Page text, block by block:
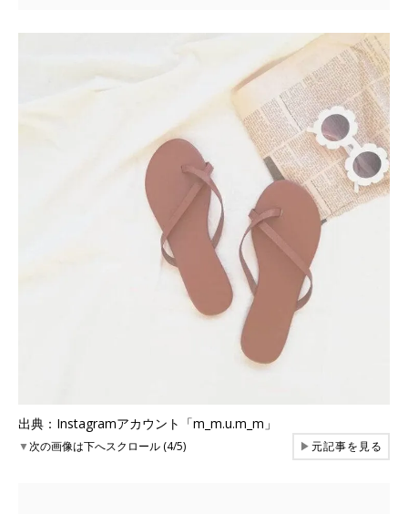
出典：Instagramアカウント「m_m.u.m_m」
▼次の画像は下へスクロール (4/5) ▶元記事を見る